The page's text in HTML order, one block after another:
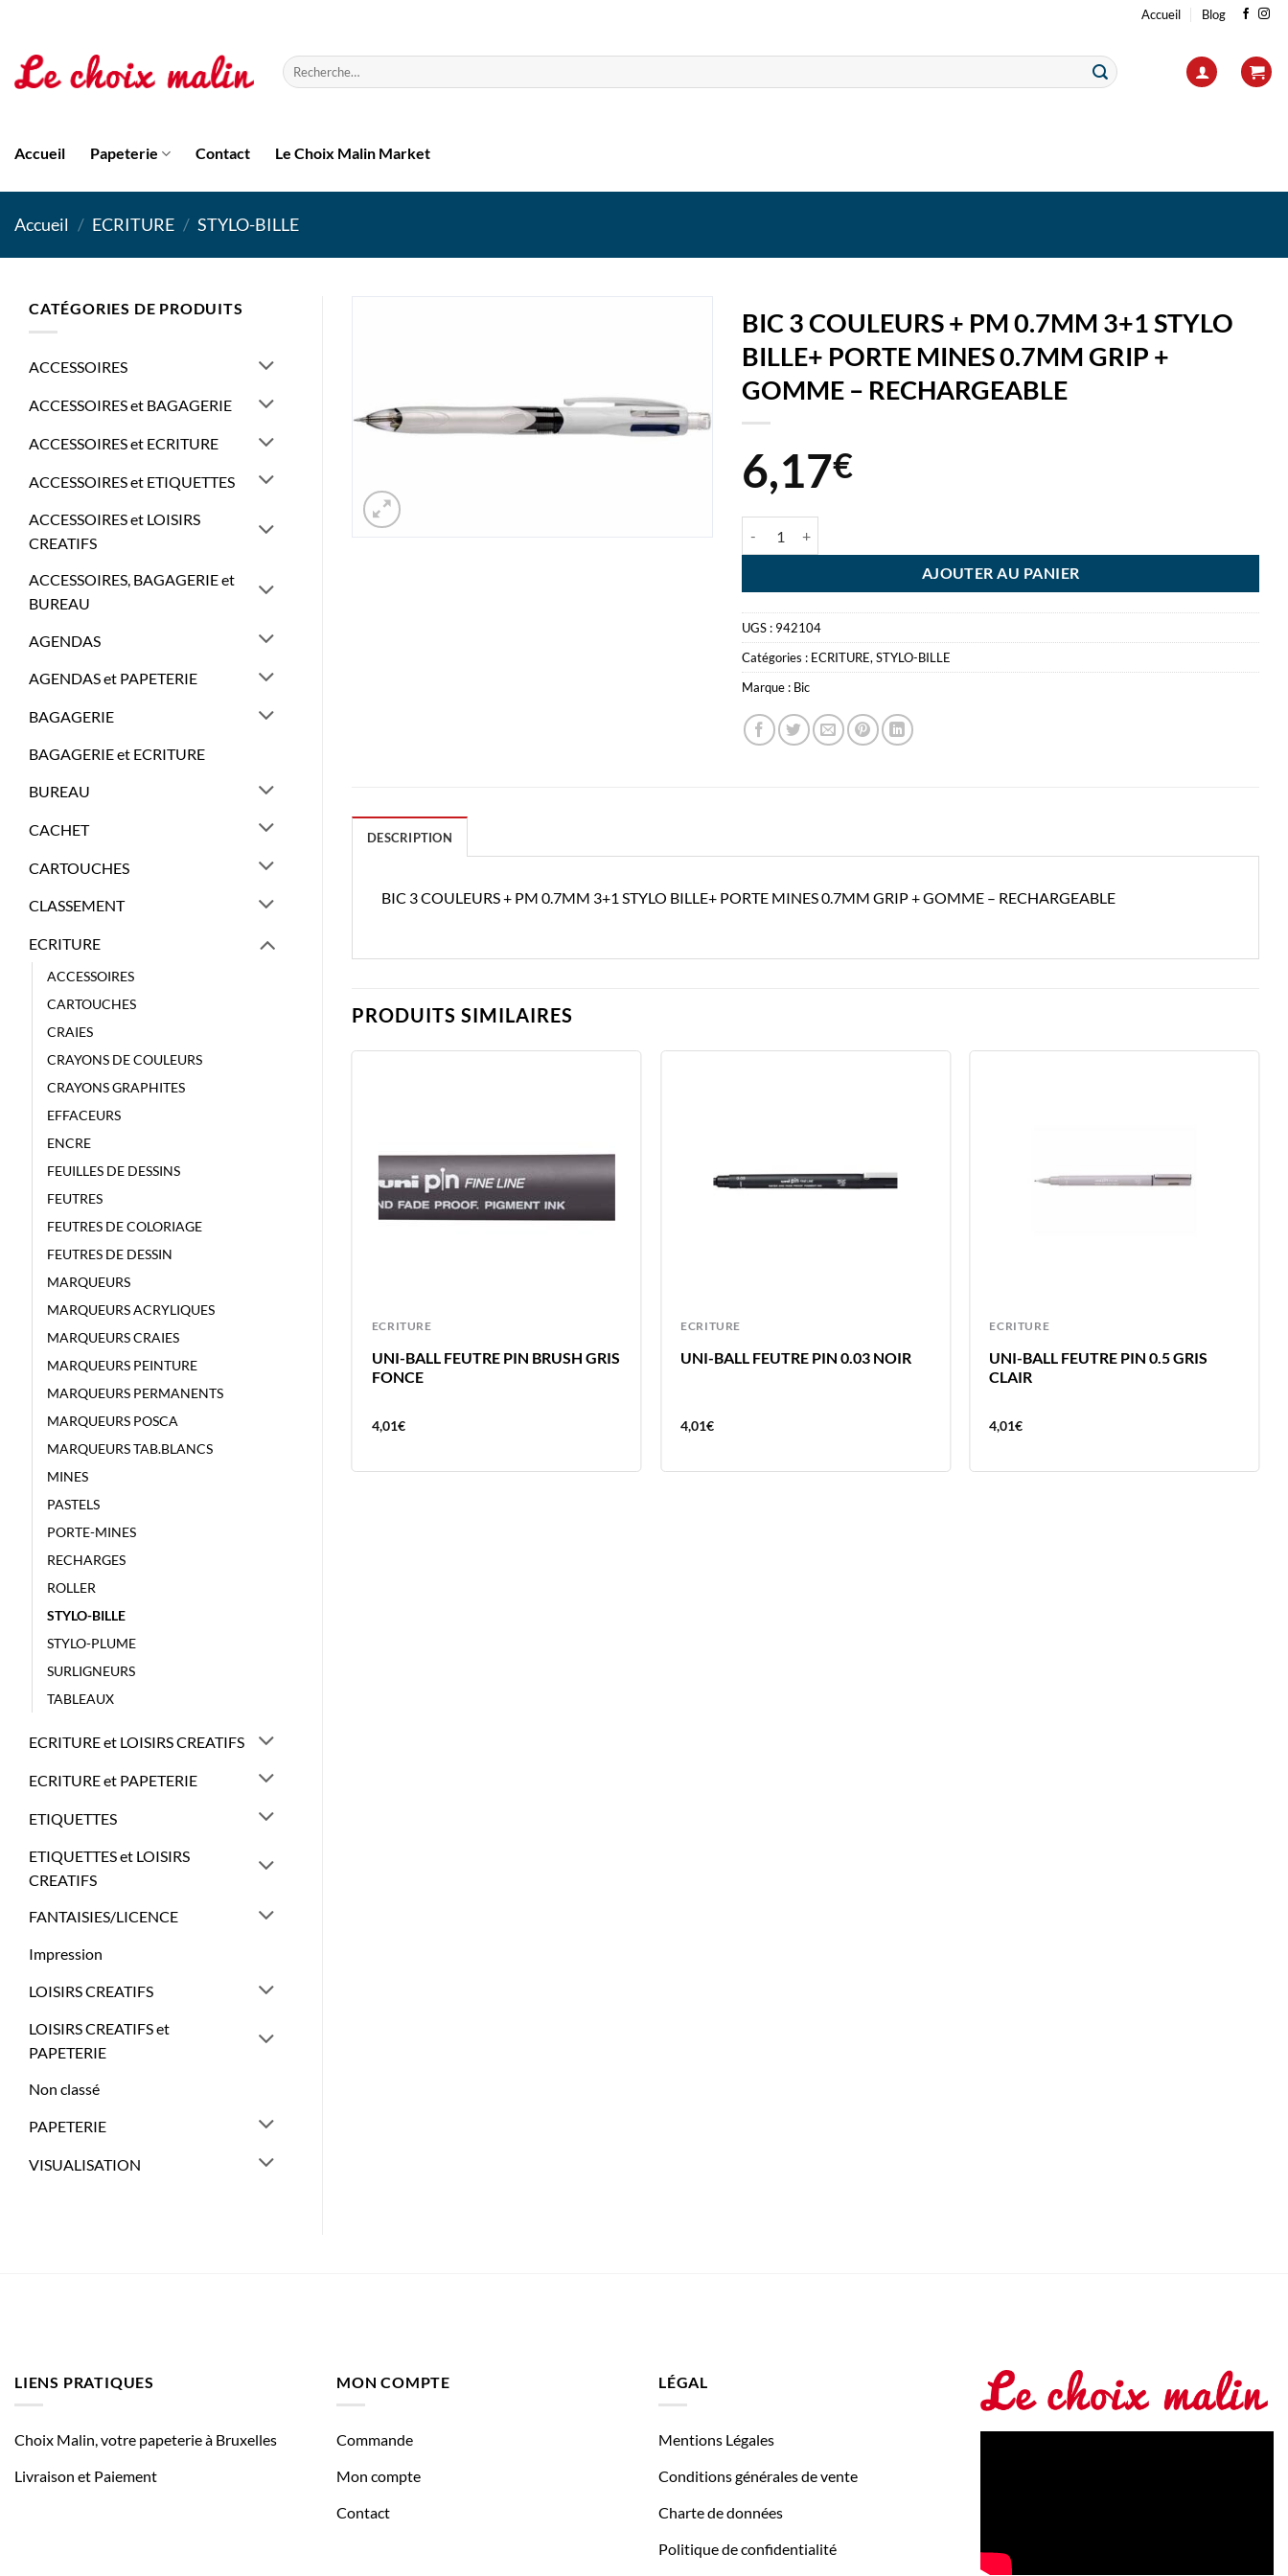
contenu
Accueil Blog
Recherche
pour :
Accueil Papeterie Contact Le Choix Malin Market
Accueil / ECRITURE / STYLO-BILLE
CATÉGORIES DE PRODUITS
ACCESSOIRES
ACCESSOIRES et BAGAGERIE
ACCESSOIRES et ECRITURE
ACCESSOIRES et ETIQUETTES
ACCESSOIRES et LOISIRS
CREATIFS
ACCESSOIRES, BAGAGERIE et
BUREAU
AGENDAS
AGENDAS et PAPETERIE
BAGAGERIE
BAGAGERIE et ECRITURE
BUREAU
CACHET
CARTOUCHES
CLASSEMENT
ECRITURE
ACCESSOIRES
CARTOUCHES
CRAIES
CRAYONS DE COULEURS
CRAYONS GRAPHITES
EFFACEURS
ENCRE
FEUILLES DE DESSINS
FEUTRES
FEUTRES DE COLORIAGE
FEUTRES DE DESSIN
MARQUEURS
MARQUEURS ACRYLIQUES
MARQUEURS CRAIES
MARQUEURS PEINTURE
MARQUEURS PERMANENTS
MARQUEURS POSCA
MARQUEURS TAB.BLANCS
MINES
PASTELS
PORTE-MINES
RECHARGES
ROLLER
STYLO-BILLE
STYLO-PLUME
SURLIGNEURS
TABLEAUX
ECRITURE et LOISIRS CREATIFS
ECRITURE et PAPETERIE
ETIQUETTES
ETIQUETTES et LOISIRS
CREATIFS
FANTAISIES/LICENCE
Impression
LOISIRS CREATIFS
LOISIRS CREATIFS et
PAPETERIE
Non classé
PAPETERIE
VISUALISATION
BIC 3 COULEURS + PM 0.7MM 3+1 STYLO
BILLE+ PORTE MINES 0.7MM GRIP +
GOMME – RECHARGEABLE
6,17€
AJOUTER AU PANIER
UGS : 942104
Catégories : ECRITURE,STYLO-BILLE
Marque : Bic
DESCRIPTION
BIC 3 COULEURS + PM 0.7MM 3+1 STYLO BILLE+ PORTE MINES 0.7MM GRIP + GOMME – RECHARGEABLE
PRODUITS SIMILAIRES
ECRITURE
UNI-BALL FEUTRE PIN BRUSH GRIS
FONCE
4,01€
ECRITURE
UNI-BALL FEUTRE PIN 0.03 NOIR
4,01€
ECRITURE
UNI-BALL FEUTRE PIN 0.5 GRIS
CLAIR
4,01€
UNI-BALL FEUTRE PIN 0.3 ROUGE
4,01€
LIENS PRATIQUES
Choix Malin, votre papeterie à Bruxelles
Livraison et Paiement
MON COMPTE
Commande
Mon compte
Contact
LÉGAL
Mentions Légales
Conditions générales de vente
Charte de données
Politique de confidentialité